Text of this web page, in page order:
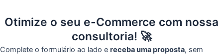
Otimize o seu e-Commerce com nossa
consultoria! 🚀
Complete o formulário ao lado e receba uma proposta, sem